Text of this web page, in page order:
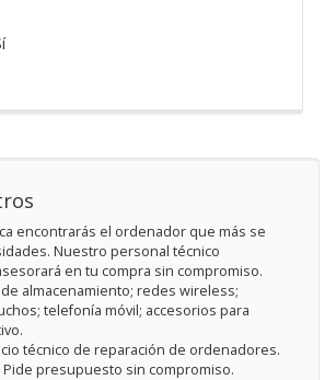
encontrarás el ordenador que más se
Nuestro personal técnico
en tu compra sin compromiso.
almacenamiento; redes wireless;
telefonía móvil; accesorios para
técnico de reparación de ordenadores.
Pide presupuesto sin compromiso.